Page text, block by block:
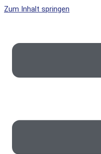
Zum Inhalt springen